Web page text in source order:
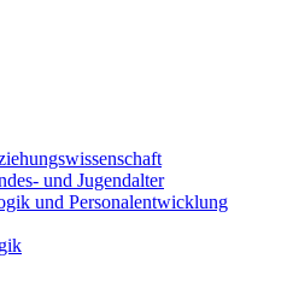
und Jugendalter
und Personalentwicklung